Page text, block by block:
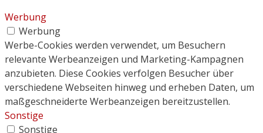
Werbung
Werbung
Werbe-Cookies werden verwendet, um Besuchern
relevante Werbeanzeigen und Marketing-Kampagnen
anzubieten. Diese Cookies verfolgen Besucher über
verschiedene Webseiten hinweg und erheben Daten, um
maßgeschneiderte Werbeanzeigen bereitzustellen.
Sonstige
Sonstige